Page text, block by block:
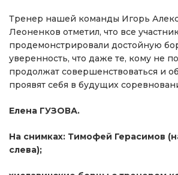
Тренер нашей команды Игорь
Леоненков отметил, что все
продемонстрировали достойную
уверенность, что даже те, кому не
продолжат совершенствоваться и
проявят себя в будущих
Елена ГУЗОВА.
На снимках: Тимофей Герасимов
слева);